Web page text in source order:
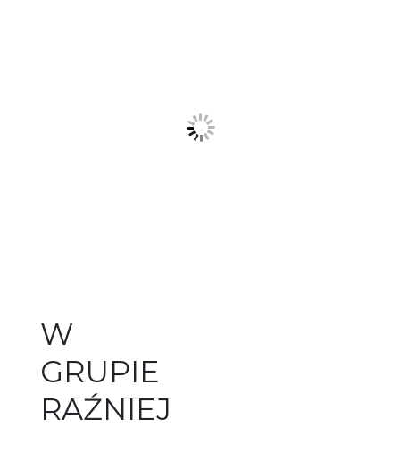
W
GRUPIE
RAŹNIEJ